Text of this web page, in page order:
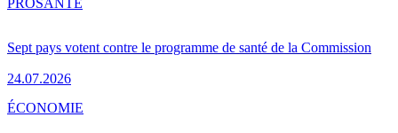
Sept pays votent contre le programme de santé de la Commission
24.07.2026
ÉCONOMIE